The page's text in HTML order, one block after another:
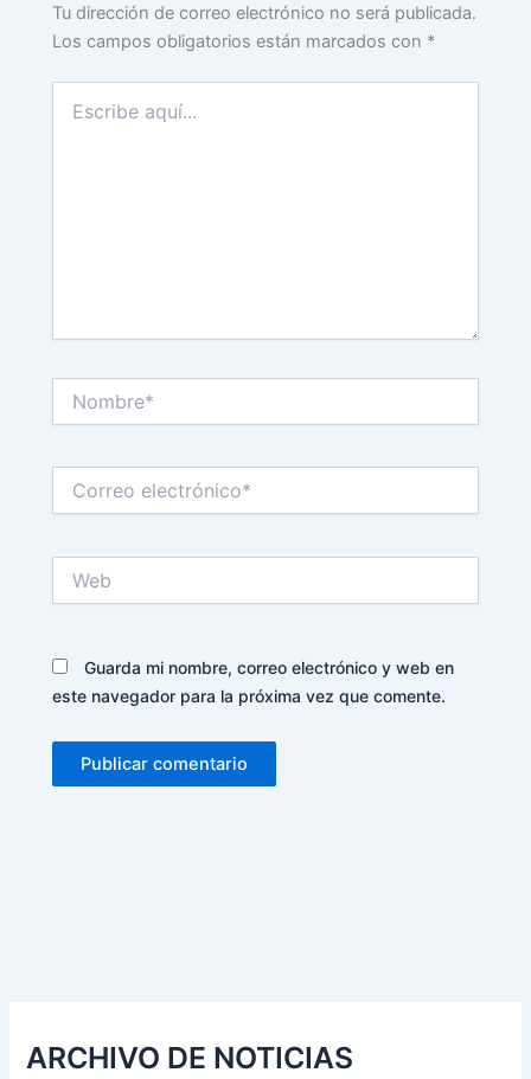
Tu dirección de correo electrónico no será publicada.
Los campos obligatorios están marcados con *
aquí...
electrónico*
Guarda mi nombre, correo electrónico y web en
este navegador para la próxima vez que comente.
ARCHIVO DE NOTICIAS